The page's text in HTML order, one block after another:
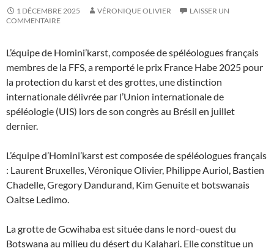
1 DÉCEMBRE 2025 VÉRONIQUE OLIVIER
LAISSER UN
COMMENTAIRE
L’équipe de Homini’karst, composée de spéléologues français
membres de la FFS, a remporté le prix France Habe 2025 pour
la protection du karst et des grottes, une distinction
internationale délivrée par l’Union internationale de
spéléologie (UIS) lors de son congrès au Brésil en juillet
dernier.
L’équipe d’Homini’karst est composée de spéléologues français
: Laurent Bruxelles, Véronique Olivier, Philippe Auriol, Bastien
Chadelle, Gregory Dandurand, Kim Genuite et botswanais
Oaitse Ledimo.
La grotte de Gcwihaba est située dans le nord-ouest du
Botswana au milieu du désert du Kalahari. Elle constitue un